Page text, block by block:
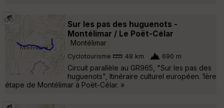
Sur les pas des huguenots -
Montélimar / Le Poët-Célar
Montélimar
Cyclotourisme 48 km 690 m
Circuit parallèle au GR965, "Sur les pas des
huguenots", Itinéraire culturel européen. 1ère
étape de Montélimar à Poët-Célar. »